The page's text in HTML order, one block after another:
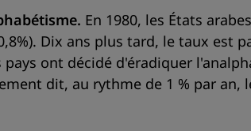
En 1980, les États
Dix ans plus tard, le taux est
pays ont décidé d'éradiquer
dit, au rythme de 1 % par